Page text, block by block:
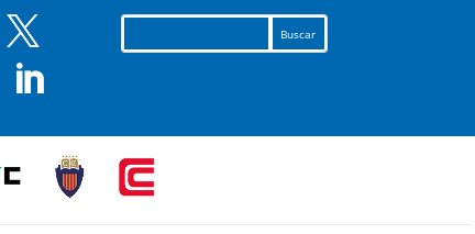

